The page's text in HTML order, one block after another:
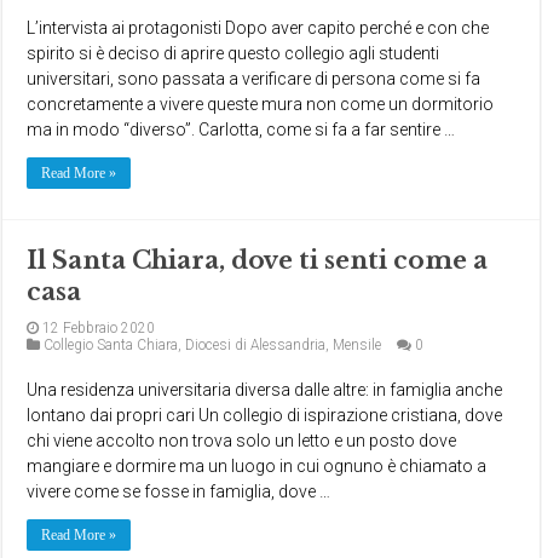
L’intervista ai protagonisti Dopo aver capito perché e con che
spirito si è deciso di aprire questo collegio agli studenti
universitari, sono passata a verificare di persona come si fa
concretamente a vivere queste mura non come un dormitorio
ma in modo “diverso”. Carlotta, come si fa a far sentire …
Read More »
Il Santa Chiara, dove ti senti come a
casa
12 Febbraio 2020
Collegio Santa Chiara, Diocesi di Alessandria, Mensile 0
Una residenza universitaria diversa dalle altre: in famiglia anche
lontano dai propri cari Un collegio di ispirazione cristiana, dove
chi viene accolto non trova solo un letto e un posto dove
mangiare e dormire ma un luogo in cui ognuno è chiamato a
vivere come se fosse in famiglia, dove …
Read More »